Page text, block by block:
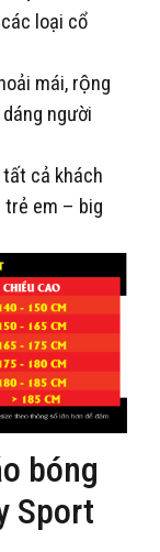
loại cổ
mái, rộng
người
cả khách
em – big
bóng
Sport